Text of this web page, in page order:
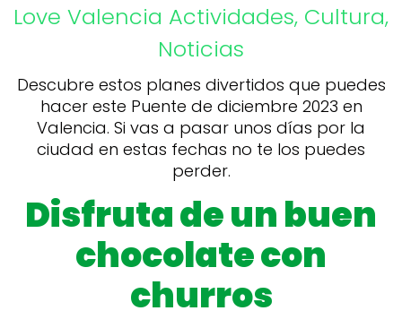
Love Valencia Actividades, Cultura,
Noticias
Descubre estos planes divertidos que puedes
hacer este Puente de diciembre 2023 en
Valencia. Si vas a pasar unos días por la
ciudad en estas fechas no te los puedes
perder.
Disfruta de un buen
chocolate con
churros